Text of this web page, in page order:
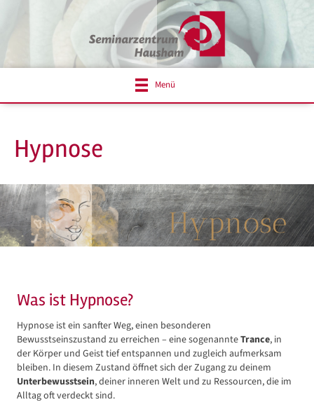
Menü
Hypnose
Was ist Hypnose?
Hypnose ist ein sanfter Weg, einen besonderen
Bewusstseinszustand zu erreichen – eine sogenannteTrance, in
der Körper und Geist tief entspannen und zugleich aufmerksam
bleiben. In diesem Zustand öffnet sich der Zugang zu deinem
Unterbewusstsein, deiner inneren Welt und zu Ressourcen, die im
Alltag oft verdeckt sind.